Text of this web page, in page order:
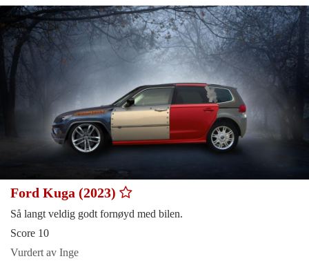
Ford Kuga (2023)
Så langt veldig godt fornøyd med bilen.
Score 10
Vurdert av Inge